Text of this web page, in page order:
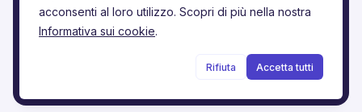
Note legali
acconsenti al loro utilizzo. Scopri di più nella nostra
Informativa sui cookie.
Rifiuta Accetta tutti